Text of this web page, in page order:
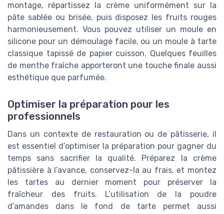
montage, répartissez la crème uniformément sur la
pâte sablée ou brisée, puis disposez les fruits rouges
harmonieusement. Vous pouvez utiliser un moule en
silicone pour un démoulage facile, ou un moule à tarte
classique tapissé de papier cuisson. Quelques feuilles
de menthe fraîche apporteront une touche finale aussi
esthétique que parfumée.
Optimiser la préparation pour les
professionnels
Dans un contexte de restauration ou de pâtisserie, il
est essentiel d’optimiser la préparation pour gagner du
temps sans sacrifier la qualité. Préparez la crème
pâtissière à l’avance, conservez-la au frais, et montez
les tartes au dernier moment pour préserver la
fraîcheur des fruits. L’utilisation de la poudre
d’amandes dans le fond de tarte permet aussi